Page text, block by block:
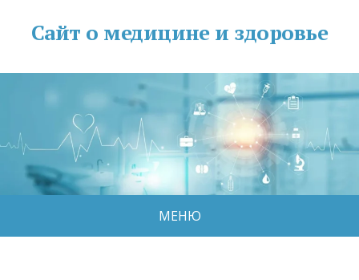
Сайт о медицине и здоровье
МЕНЮ